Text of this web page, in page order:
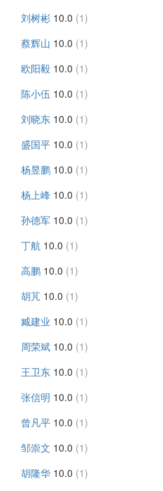
刘树彬 10.0 (1)
蔡辉山 10.0 (1)
欧阳毅 10.0 (1)
陈小伍 10.0 (1)
刘晓东 10.0 (1)
盛国平 10.0 (1)
杨昱鹏 10.0 (1)
杨上峰 10.0 (1)
孙德军 10.0 (1)
丁航 10.0 (1)
高鹏 10.0 (1)
胡芃 10.0 (1)
臧建业 10.0 (1)
周荣斌 10.0 (1)
王卫东 10.0 (1)
张信明 10.0 (1)
曾凡平 10.0 (1)
邹崇文 10.0 (1)
胡隆华 10.0 (1)